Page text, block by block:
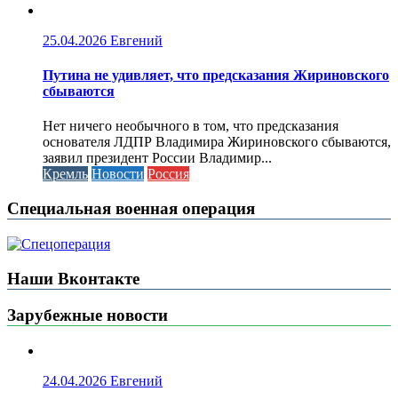
25.04.2026 Евгений
Путина не удивляет, что предсказания Жириновского
сбываются
Нет ничего необычного в том, что предсказания
основателя ЛДПР Владимира Жириновского сбываются,
заявил президент России Владимир...
Кремль Новости Россия
Специальная военная операция
Наши Вконтакте
Зарубежные новости
24.04.2026 Евгений